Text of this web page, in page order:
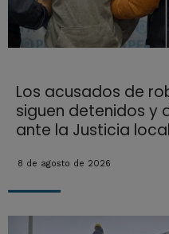
Los acusados de
siguen detenidos y
ante la Justicia local
8 de agosto de 2026